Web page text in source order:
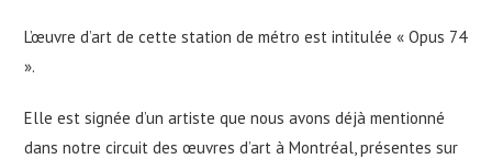
L’œuvre d’art de cette station de métro est intitulée « Opus 74
».
Elle est signée d’un artiste que nous avons déjà mentionné
dans notre circuit des œuvres d’art à Montréal, présentes sur